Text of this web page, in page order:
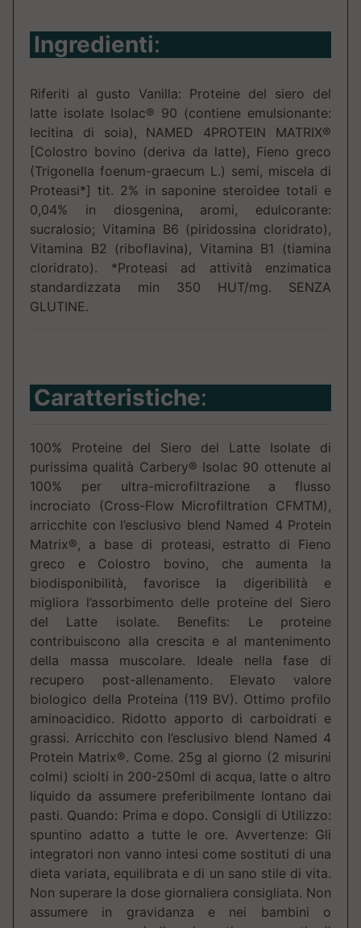
Ingredienti:
Riferiti al gusto Vanilla: Proteine del siero del
latte isolate Isolac® 90 (contiene emulsionante:
lecitina di soia), NAMED 4PROTEIN MATRIX®
[Colostro bovino (deriva da latte), Fieno greco
(Trigonella foenum-graecum L.) semi, miscela di
Proteasi*] tit. 2% in saponine steroidee totali e
0,04% in diosgenina, aromi, edulcorante:
sucralosio; Vitamina B6 (piridossina cloridrato),
Vitamina B2 (riboflavina), Vitamina B1 (tiamina
cloridrato). *Proteasi ad attività enzimatica
standardizzata min 350 HUT/mg. SENZA
GLUTINE.
Caratteristiche:
100% Proteine del Siero del Latte Isolate di
purissima qualità Carbery® Isolac 90 ottenute al
100% per ultra-microfiltrazione a flusso
incrociato (Cross-Flow Microfiltration CFMTM),
arricchite con l’esclusivo blend Named 4 Protein
Matrix®, a base di proteasi, estratto di Fieno
greco e Colostro bovino, che aumenta la
biodisponibilità, favorisce la digeribilità e
migliora l’assorbimento delle proteine del Siero
del Latte isolate. Benefits: Le proteine
contribuiscono alla crescita e al mantenimento
della massa muscolare. Ideale nella fase di
recupero post-allenamento. Elevato valore
biologico della Proteina (119 BV). Ottimo profilo
aminoacidico. Ridotto apporto di carboidrati e
grassi. Arricchito con l’esclusivo blend Named 4
Protein Matrix®. Come. 25g al giorno (2 misurini
colmi) sciolti in 200-250ml di acqua, latte o altro
liquido da assumere preferibilmente lontano dai
pasti. Quando: Prima e dopo. Consigli di Utilizzo:
spuntino adatto a tutte le ore. Avvertenze: Gli
integratori non vanno intesi come sostituti di una
dieta variata, equilibrata e di un sano stile di vita.
Non superare la dose giornaliera consigliata. Non
assumere in gravidanza e nei bambini o